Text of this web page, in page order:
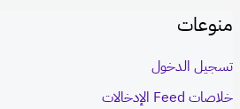
منوعات
تسجيل الدخول
خلاصات Feed الإدخالات